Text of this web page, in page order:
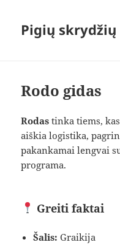
Pigių
Rodo gidas
Rodas tinka tiems,
aiškia logistika,
pakankamai lengvai
programa.
Greiti faktai
Šalis: Graikija